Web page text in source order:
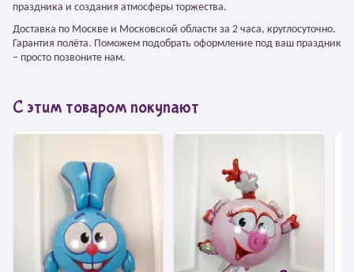
праздника и создания атмосферы торжества.
Доставка по Москве и Московской области за 2 часа, круглосуточно.
Гарантия полёта. Поможем подобрать оформление под ваш праздник
– просто позвоните нам.
С этим товаром покупают